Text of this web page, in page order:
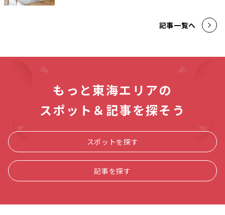
記事一覧へ
もっと東海エリアの
スポット＆記事を探そう
スポットを探す
記事を探す